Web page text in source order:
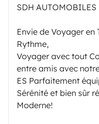
SDH AUTOMOBILES
Envie de Voyager
Rythme,
Voyager avec tout
entre amis avec
ES Parfaitement
Sérénité et bien sûr
Moderne!